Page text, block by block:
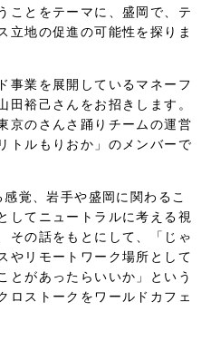
ことをテーマに、盛岡で、テ
立地の促進の可能性を探りま
事業を展開しているマネーフ
田裕己さんをお招きします。
京のさんさ踊りチームの運営
トルもりおか」のメンバーで
覚、岩手や盛岡に関わるこ
してニュートラルに考える視
その話をもとにして、「じゃ
やリモートワーク場所として
とがあったらいいか」という
ロストークをワールドカフェ